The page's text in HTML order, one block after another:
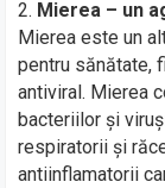
Mierea – un
Mierea este un
pentru sănătate,
antiviral. Mierea
bacteriilor și
respiratorii și
antiinflamatorii